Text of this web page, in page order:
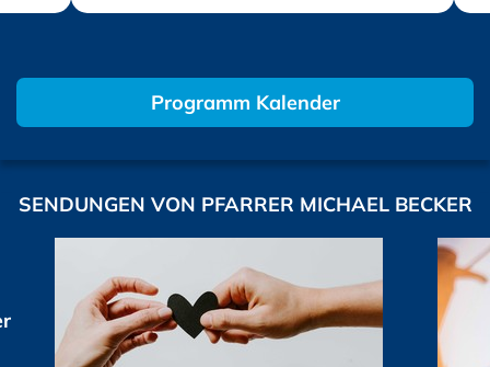
Programm Kalender
SENDUNGEN VON PFARRER MICHAEL BECKER